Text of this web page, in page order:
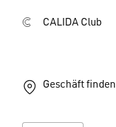
CALIDA Club
Geschäft finden